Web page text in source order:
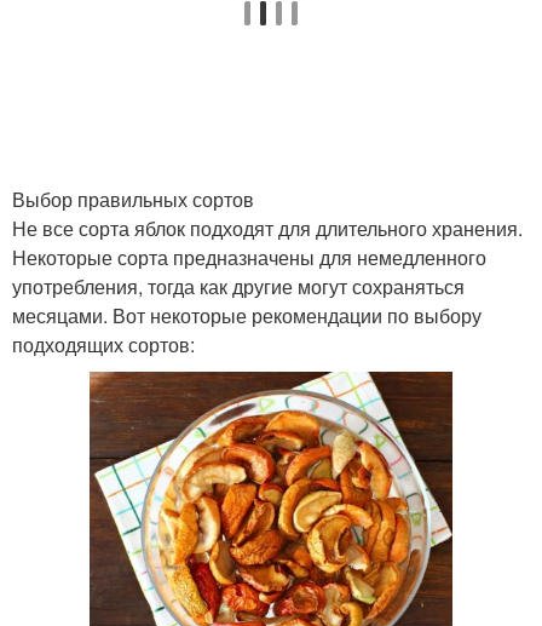
Выбор правильных сортов
Не все сорта яблок подходят для длительного хранения.
Некоторые сорта предназначены для немедленного
употребления, тогда как другие могут сохраняться
месяцами. Вот некоторые рекомендации по выбору
подходящих сортов: